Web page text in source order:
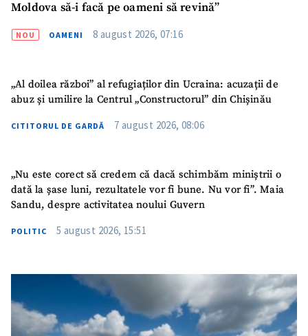
Moldova să-i facă pe oameni să revină”
NOU OAMENI 8 august 2026, 07:16
„Al doilea război” al refugiaților din Ucraina: acuzații de
abuz și umilire la Centrul „Constructorul” din Chișinău
CITITORUL DE GARDĂ 7 august 2026, 08:06
„Nu este corect să credem că dacă schimbăm miniștrii o
dată la șase luni, rezultatele vor fi bune. Nu vor fi”. Maia
Sandu, despre activitatea noului Guvern
POLITIC 5 august 2026, 15:51